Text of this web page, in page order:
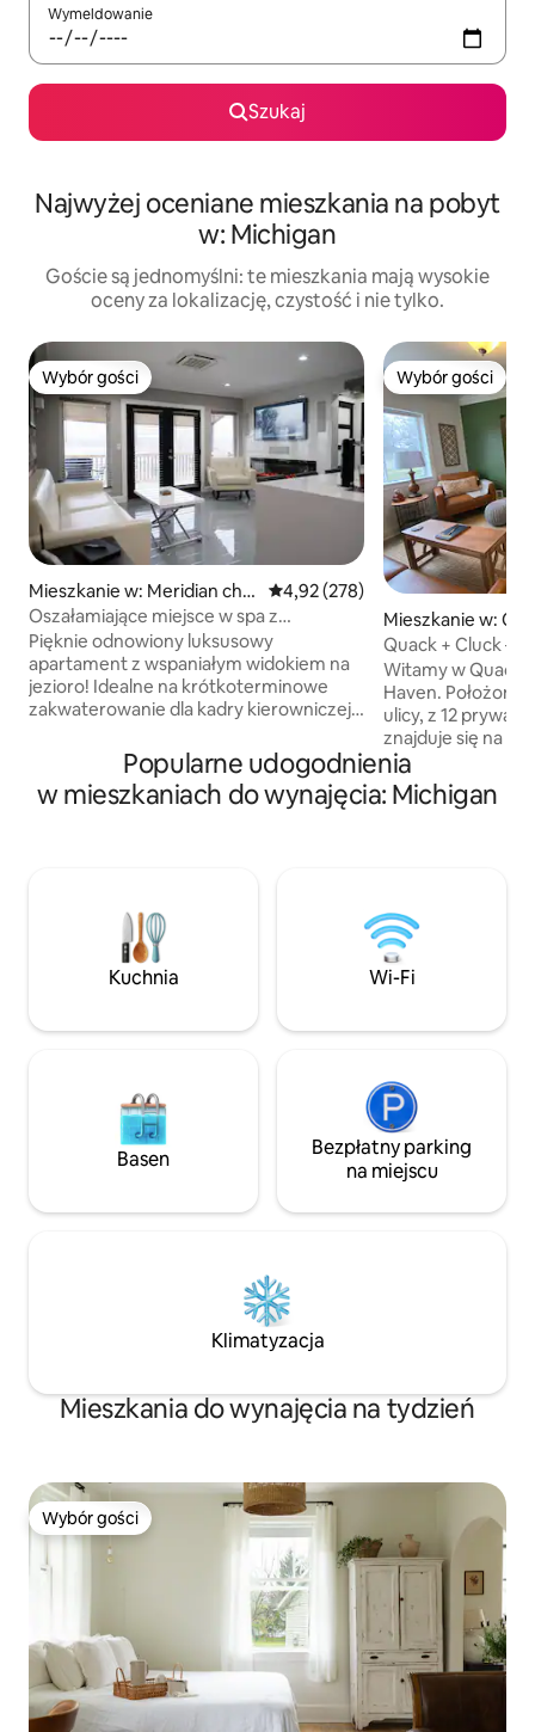
Wymeldowanie
Szukaj
Najwyżej oceniane mieszkania na pobyt
w: Michigan
Goście są jednomyślni: te mieszkania mają wysokie
oceny za lokalizację, czystość i nie tylko.
Wybór gości
Wybór gości
Mieszkanie w: Meridian char
ter Township
Średnia ocena: 4,92 na 5, liczba
4,92 (278)
Oszałamiające miejsce w spa z
panoramicznym widokiem na jezioro!
Pięknie odnowiony luksusowy
apartament z wspaniałym widokiem na
jezioro! Idealne na krótkoterminowe
zakwaterowanie dla kadry kierowniczej.
podłogowe w łazience, sauna na
podczerwień dla 2 osób ze
zintegrowanym dźwiękiem Bluetooth,
drzwiami francuskimi i piękne nowe
drewniane podłogi. Po prostu najlepsza
lokalizacja w okolicy. Nabrzeże i kilka
kroków od restauracji, barów,
wiosłowania.
Wybór gości
Wybór gości
Mieszkanie w: Clio
Quack + Cluck –
Witamy w Quack
Haven. Położony
ulicy, z 12
znajduje się na
śródlądowym.
pływania, ale
słońca i dziką
palenisko, stół
oraz pływający
popołudniowe
może pomieścić
pokojową.
Popularne udogodnienia
w mieszkaniach do wynajęcia: Michigan
Kuchnia Wi-Fi
Basen
Bezpłatny parking
na miejscu
Klimatyzacja
Mieszkania do wynajęcia na tydzień
Wybór gości
Wybór gości